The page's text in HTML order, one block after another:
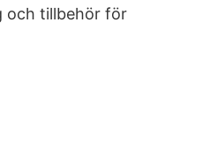
och tillbehör för